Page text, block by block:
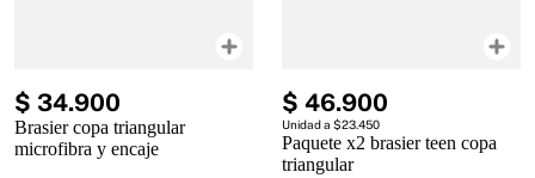
$ 34.900
Brasier copa triangular
microfibra y encaje
$ 46.900
Unidad a $23.450
Paquete x2 brasier teen copa
triangular